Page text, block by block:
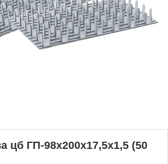
цб ГП-98х200х17,5х1,5 (50